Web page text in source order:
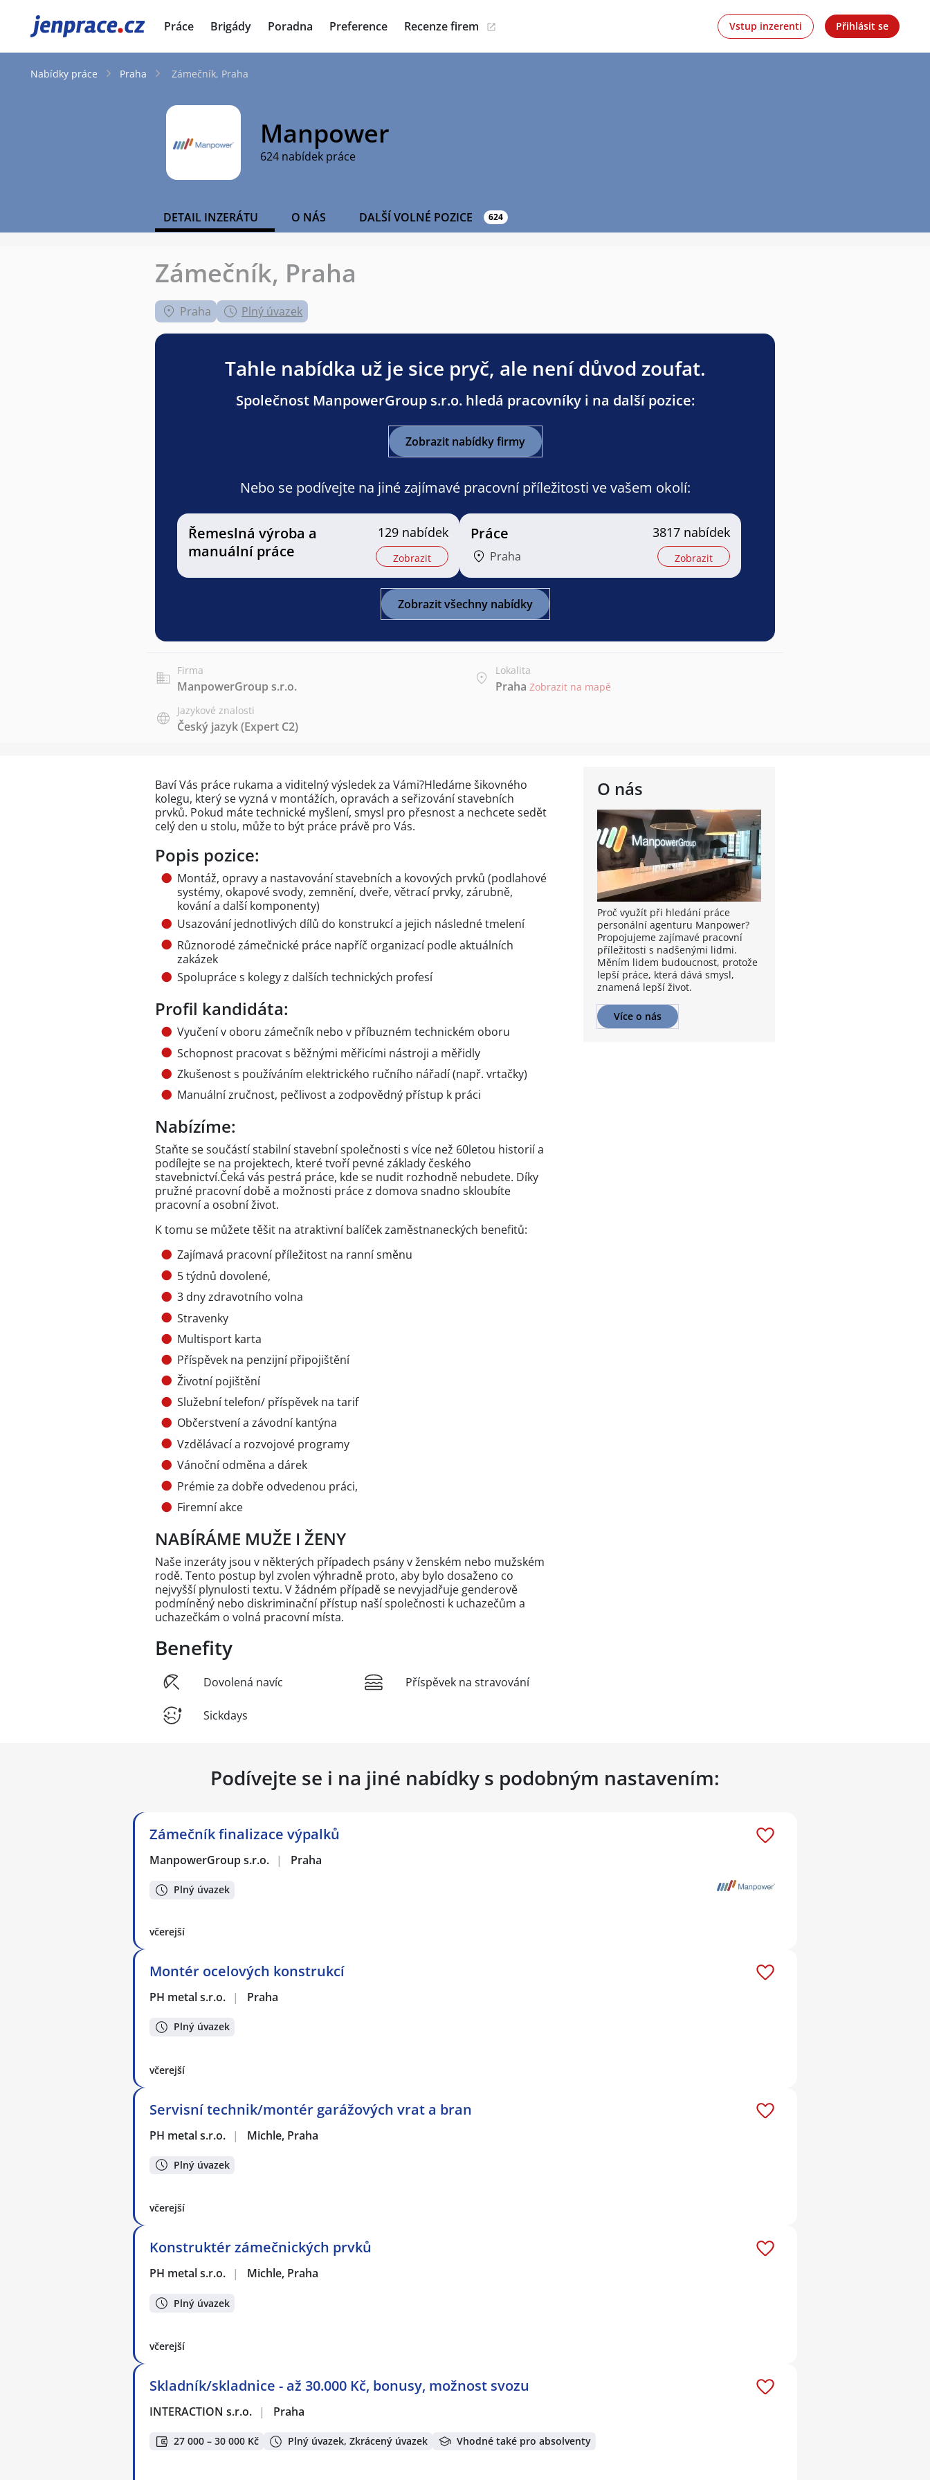
JenPráce.cz Práce Brigády Poradna Preference Recenze firem Vstup inzerenti Přihlásit se
Nabídky práce Praha Zámečník, Praha
Manpower
624 nabídek práce
DETAIL INZERÁTU O NÁS DALŠÍ VOLNÉ POZICE 624
Zámečník, Praha
Praha Plný úvazek
Tahle nabídka už je sice pryč, ale není důvod zoufat.
Společnost ManpowerGroup s.r.o. hledá pracovníky i na další pozice:
Zobrazit nabídky firmy
Nebo se podívejte na jiné zajímavé pracovní příležitosti ve vašem okolí:
Řemeslná výroba a
manuální práce
129 nabídek
Zobrazit
Práce
Praha
3817 nabídek
Zobrazit
Zobrazit všechny nabídky
Firma
ManpowerGroup s.r.o.
Lokalita
Praha Zobrazit na mapě
Jazykové znalosti
Český jazyk(Expert C2)
O nás
Proč využít při hledání práce
personální agenturu Manpower?
Propojujeme zajímavé pracovní
příležitosti s nadšenými lidmi.
Měním lidem budoucnost, protože
lepší práce, která dává smysl,
znamená lepší život.
Více o nás
Baví Vás práce rukama a viditelný výsledek za Vámi?Hledáme šikovného
kolegu, který se vyzná v montážích, opravách a seřizování stavebních
prvků. Pokud máte technické myšlení, smysl pro přesnost a nechcete sedět
celý den u stolu, může to být práce právě pro Vás.
Popis pozice:
Montáž, opravy a nastavování stavebních a kovových prvků (podlahové
systémy, okapové svody, zemnění, dveře, větrací prvky, zárubně,
kování a další komponenty)
Usazování jednotlivých dílů do konstrukcí a jejich následné tmelení
Různorodé zámečnické práce napříč organizací podle aktuálních
zakázek
Spolupráce s kolegy z dalších technických profesí
Profil kandidáta:
Vyučení v oboru zámečník nebo v příbuzném technickém oboru
Schopnost pracovat s běžnými měřicími nástroji a měřidly
Zkušenost s používáním elektrického ručního nářadí (např. vrtačky)
Manuální zručnost, pečlivost a zodpovědný přístup k práci
Nabízíme:
Staňte se součástí stabilní stavební společnosti s více než 60letou historií a
podílejte se na projektech, které tvoří pevné základy českého
stavebnictví.Čeká vás pestrá práce, kde se nudit rozhodně nebudete. Díky
pružné pracovní době a možnosti práce z domova snadno skloubíte
pracovní a osobní život.
K tomu se můžete těšit na atraktivní balíček zaměstnaneckých benefitů:
Zajímavá pracovní příležitost na ranní směnu
5 týdnů dovolené,
3 dny zdravotního volna
Stravenky
Multisport karta
Příspěvek na penzijní připojištění
Životní pojištění
Služební telefon/ příspěvek na tarif
Občerstvení a závodní kantýna
Vzdělávací a rozvojové programy
Vánoční odměna a dárek
Prémie za dobře odvedenou práci,
Firemní akce
NABÍRÁME MUŽE I ŽENY
Naše inzeráty jsou v některých případech psány v ženském nebo mužském
rodě. Tento postup byl zvolen výhradně proto, aby bylo dosaženo co
nejvyšší plynulosti textu. V žádném případě se nevyjadřuje genderově
podmíněný nebo diskriminační přístup naší společnosti k uchazečům a
uchazečkám o volná pracovní místa.
Benefity
Dovolená navíc
Sickdays
Příspěvek na stravování
Podívejte se i na jiné nabídky s podobným nastavením:
Zámečník finalizace výpalků
ManpowerGroup s.r.o. | Praha
Plný úvazek
včerejší
Montér ocelových konstrukcí
PH metal s.r.o. | Praha
Plný úvazek
včerejší
Servisní technik/montér garážových vrat a bran
PH metal s.r.o. | Michle, Praha
Plný úvazek
včerejší
Konstruktér zámečnických prvků
PH metal s.r.o. | Michle, Praha
Plný úvazek
včerejší
Skladník/skladnice - až 30.000 Kč, bonusy, možnost svozu
INTERACTION s.r.o. | Praha
27 000 – 30 000 Kč Plný úvazek, Zkrácený úvazek Vhodné také pro absolventy